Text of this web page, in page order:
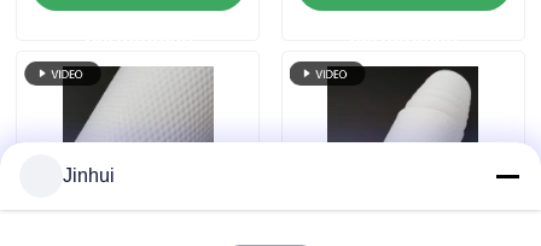
Woven Backing and
Customizable Pattern
Footballs
Jinhui